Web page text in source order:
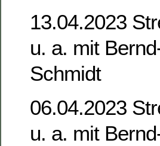
13.04.2023
u. a. mit
Schmidt
06.04.2023
u. a. mit